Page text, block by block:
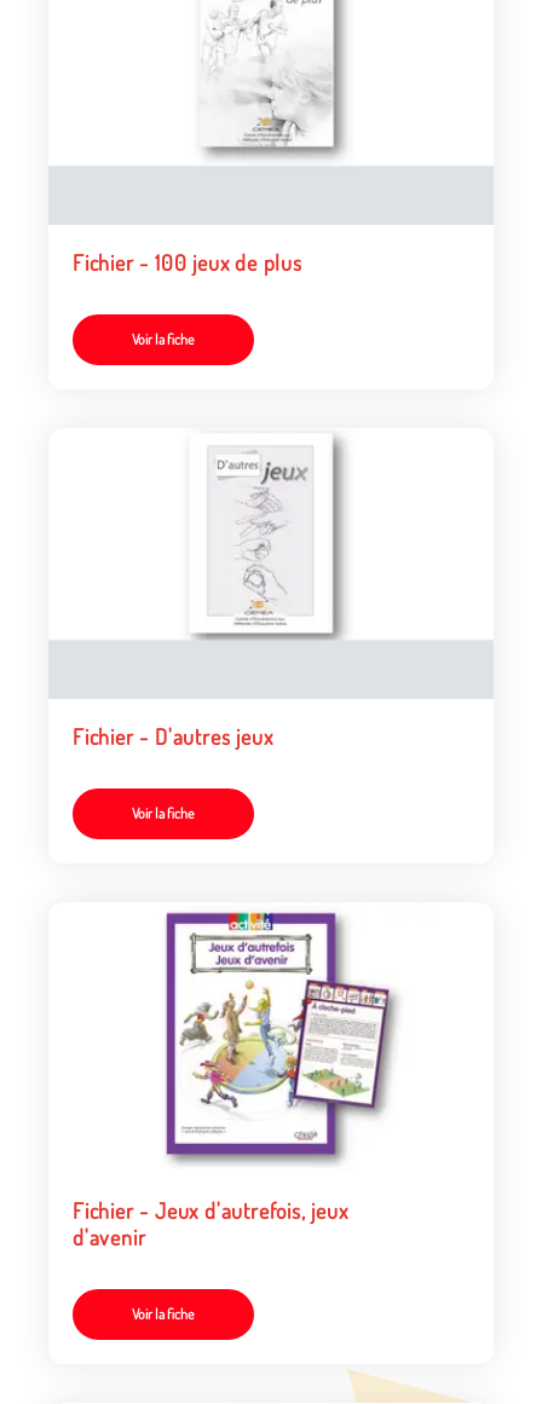
Fichier - 100 jeux de plus
Voir la fiche
Fichier - D'autres jeux
Voir la fiche
Fichier - Jeux d'autrefois, jeux
d'avenir
Voir la fiche